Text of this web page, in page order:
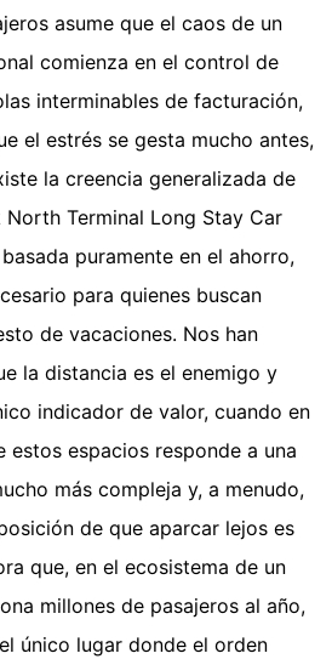
asume que el caos de un
comienza en el control de
interminables de facturación,
el estrés se gesta mucho antes,
la creencia generalizada de
Terminal Long Stay Car
puramente en el ahorro,
para quienes buscan
de vacaciones. Nos han
la distancia es el enemigo y
indicador de valor, cuando en
espacios responde a una
más compleja y, a menudo,
de que aparcar lejos es
que, en el ecosistema de un
millones de pasajeros al año,
único lugar donde el orden